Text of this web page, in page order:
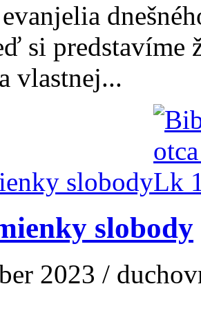
si predstavíme
vlastnej...
slobody
slobody
2023 /